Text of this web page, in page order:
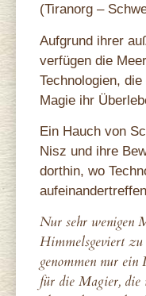
(Tiranorg –
Aufgrund ihrer
verfügen die
Technologien,
Magie ihr
Ein Hauch von
Nisz und ihre
dorthin, wo
Nur sehr wenigen
Himmelsgeviert zu
genommen nur
für die Magier, die